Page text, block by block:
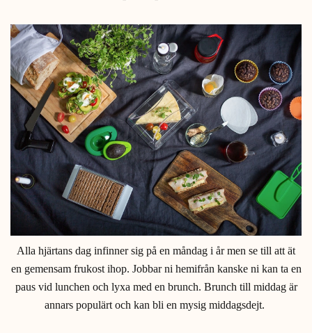
Alla hjärtans dag infinner sig på en måndag i år men se till att ät
en gemensam frukost ihop. Jobbar ni hemifrån kanske ni kan ta en
paus vid lunchen och lyxa med en brunch. Brunch till middag är
annars populärt och kan bli en mysig middagsdejt.